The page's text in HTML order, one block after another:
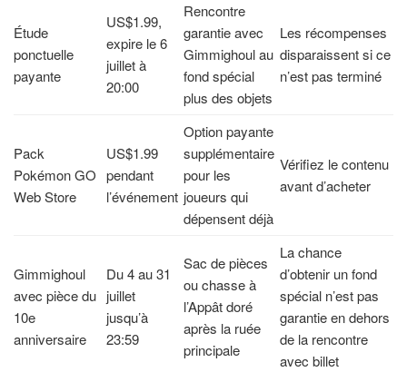
Étude
ponctuelle
payante
US$1.99,
expire le 6
juillet à
20:00
Rencontre
garantie avec
Gimmighoul au
fond spécial
plus des objets
Les récompenses
disparaissent si ce
n’est pas terminé
Pack
Pokémon GO
Web Store
US$1.99
pendant
l’événement
Option payante
supplémentaire
pour les
joueurs qui
dépensent déjà
Vérifiez le contenu
avant d’acheter
Gimmighoul
avec pièce du
10e
anniversaire
Du 4 au 31
juillet
jusqu’à
23:59
Sac de pièces
ou chasse à
l’Appât doré
après la ruée
principale
La chance
d’obtenir un fond
spécial n’est pas
garantie en dehors
de la rencontre
avec billet